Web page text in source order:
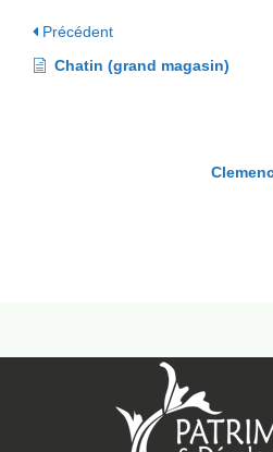
Précédent
Chatin (grand magasin)